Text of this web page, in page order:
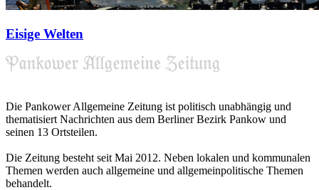
Eisige Welten
Die Pankower Allgemeine Zeitung ist politisch unabhängig und
thematisiert Nachrichten aus dem Berliner Bezirk Pankow und
seinen 13 Ortsteilen.
Die Zeitung besteht seit Mai 2012. Neben lokalen und kommunalen
Themen werden auch allgemeine und allgemeinpolitische Themen
behandelt.